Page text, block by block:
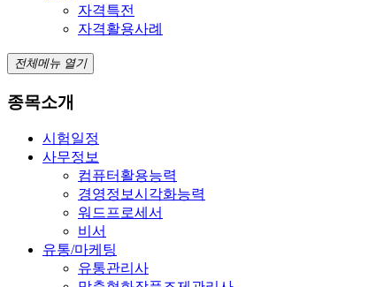
자격특전
자격활용사례
전체메뉴 열기
종목소개
시험일정
사무정보
컴퓨터활용능력
경영정보시각화능력
워드프로세서
비서
유통/마케팅
유통관리사